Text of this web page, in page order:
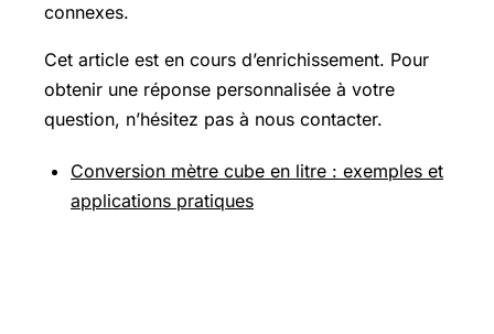
connexes.
Cet article est en cours d’enrichissement. Pour
obtenir une réponse personnalisée à votre
question, n’hésitez pas à nous contacter.
Conversion mètre cube en litre : exemples et
applications pratiques